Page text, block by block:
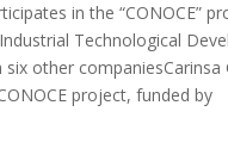
in the “CONOCE”
Technological
six other companiesCarinsa
project, funded by